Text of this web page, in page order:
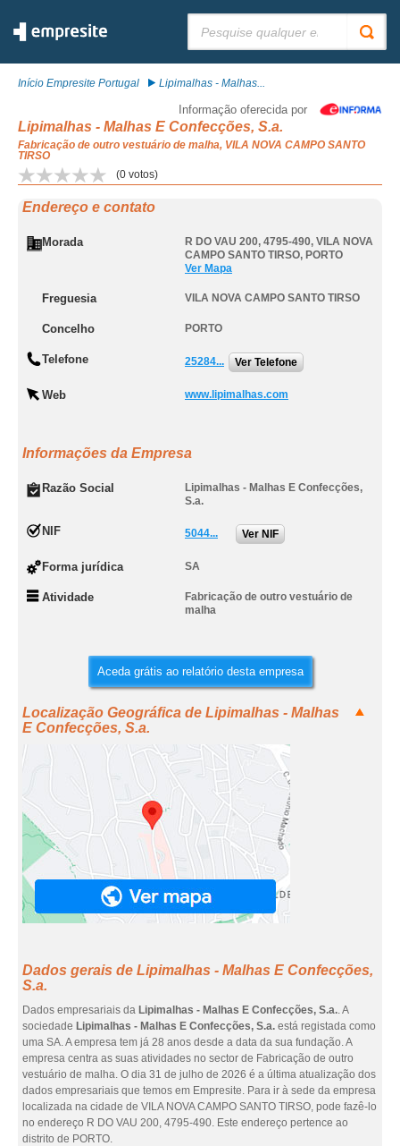
Início Empresite Portugal Lipimalhas - Malhas...
Informação oferecida por
Lipimalhas - Malhas E Confecções, S.a.
Fabricação de outro vestuário de malha, VILA NOVA CAMPO SANTO
TIRSO
(0 votos)
Endereço e contato
Morada R DO VAU 200, 4795-490, VILA NOVA
CAMPO SANTO TIRSO, PORTO
Ver Mapa
Freguesia VILA NOVA CAMPO SANTO TIRSO
Concelho PORTO
Telefone 25284... Ver Telefone
Web www.lipimalhas.com
Informações da Empresa
Razão Social
Lipimalhas - Malhas E Confecções,
S.a.
NIF 5044... Ver NIF
Forma jurídica SA
Atividade
Fabricação de outro vestuário de
malha
Aceda grátis ao relatório desta empresa
Localização Geográfica de Lipimalhas - Malhas
E Confecções, S.a.
Dados gerais de Lipimalhas - Malhas E Confecções,
S.a.
Dados empresariais da Lipimalhas - Malhas E Confecções, S.a.. A
sociedade Lipimalhas - Malhas E Confecções, S.a. está registada como
uma SA. A empresa tem já 28 anos desde a data da sua fundação. A
empresa centra as suas atividades no sector de Fabricação de outro
vestuário de malha. O dia 31 de julho de 2026 é a última atualização dos
dados empresariais que temos em Empresite. Para ir à sede da empresa
localizada na cidade de VILA NOVA CAMPO SANTO TIRSO, pode fazê-lo
no endereço R DO VAU 200, 4795-490. Este endereço pertence ao
distrito de PORTO.